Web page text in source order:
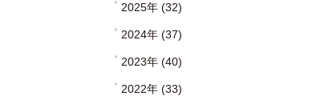
2025年 (32)
2024年 (37)
2023年 (40)
2022年 (33)